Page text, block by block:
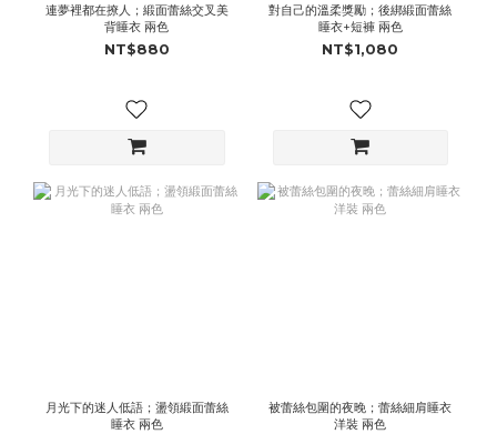
連夢裡都在撩人；緞面蕾絲交叉美
背睡衣 兩色
NT$880
對自己的溫柔獎勵；後綁緞面蕾絲
睡衣+短褲 兩色
NT$1,080
月光下的迷人低語；盪領緞面蕾絲
睡衣 兩色
被蕾絲包圍的夜晚；蕾絲細肩睡衣
洋裝 兩色